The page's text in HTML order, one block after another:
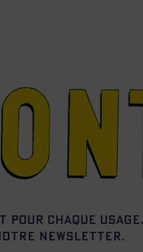
pour chaque usage.
newsletter.